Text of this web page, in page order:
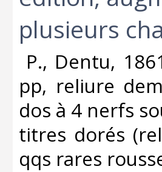
plusieurs
P., Dentu,
pp, reliure
dos à 4 nerfs
titres dorés
qqs rares